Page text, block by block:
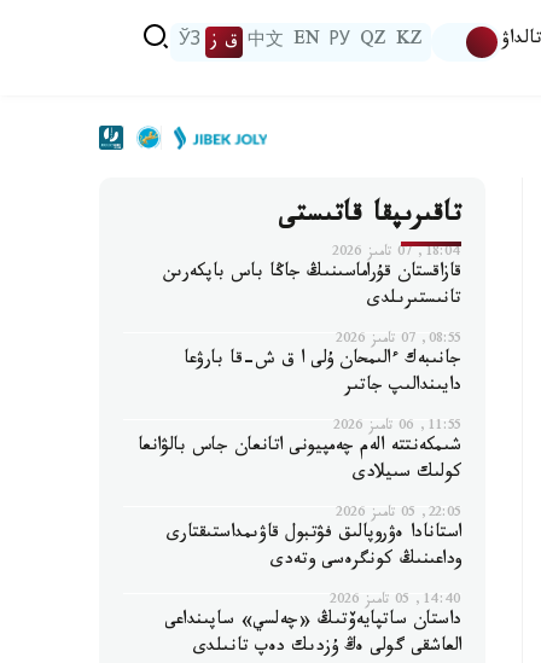
تالداۋ KZ
QZ
РУ
EN
中文 ق ز ЎЗ
تاقىرىپقا قاتىستى
18:04, 07 تامىز 2026
قازاقستان قۇراماسىنىڭ جاڭا باس باپكەرىن
تانىستىرىلدى
08:55, 07 تامىز 2026
جانىبەك ءالىمحان ۇلى ا ق ش-قا بارۋعا
دايىندالىپ جاتىر
11:55, 06 تامىز 2026
شىمكەنتتە الەم چەمپيونى اتانعان جاس بالۋانعا
كولىك سىيلادى
22:05, 05 تامىز 2026
استانادا ەۋروپالىق فۋتبول قاۋىمداستىقتارى
وداعىنىڭ كونگرەسى وتەدى
14:40, 05 تامىز 2026
داستان ساتپايەۆتىڭ «چەلسي» ساپىنداعى
العاشقى گولى ەڭ ۇزدىك دەپ تانىلدى